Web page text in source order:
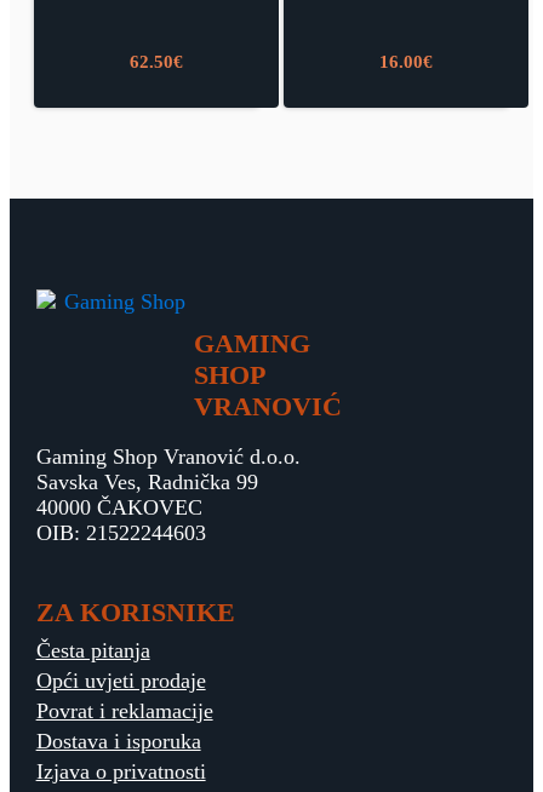
62.50€ 16.00€
GAMING
SHOP
VRANOVIĆ
Gaming Shop Vranović d.o.o.
Savska Ves, Radnička 99
40000 ČAKOVEC
OIB: 21522244603
ZA KORISNIKE
Česta pitanja
Opći uvjeti prodaje
Povrat i reklamacije
Dostava i isporuka
Izjava o privatnosti